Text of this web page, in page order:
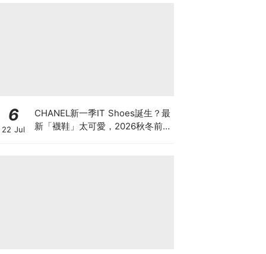
6
22 Jul
CHANEL新一季IT Shoes誕生？最
新「襪鞋」太可愛，2026秋冬前